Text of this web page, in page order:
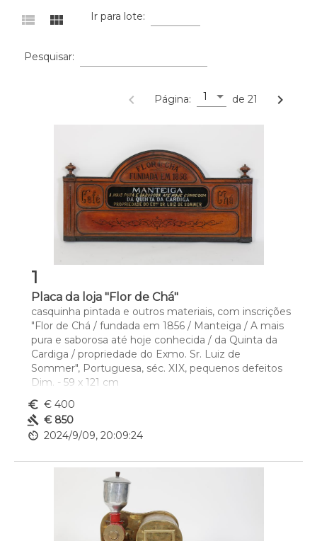
view_list view_module Ir para lote:
Pesquisar:
navigate_before Página: 1 de 21 navigate_next
1
Placa da loja "Flor de Chá"
casquinha pintada e outros materiais, com inscrições
"Flor de Chá / fundada em 1856 / Manteiga / A mais
pura e saborosa até hoje conhecida / da Quinta da
Cardiga / propriedade do Exmo. Sr. Luiz de
Sommer", Portuguesa, séc. XIX, pequenos defeitos
Dim. - 59 x 121 cm
euro_symbol € 400
gavel € 850
av_timer 2024/9/09, 20:09:24